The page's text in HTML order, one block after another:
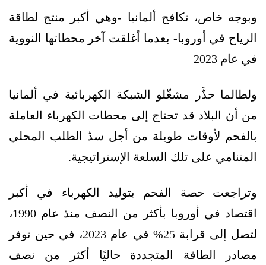
وبوجه خاص، تكافح ألمانيا -وهي أكبر منتج لطاقة
الرياح في أوروبا- بعدما أغلقت آخر محطاتها النووية
في عام 2023
ولطالما حذَّر مشغّلو الشبكة الكهربائية في ألمانيا
من أن البلاد قد تحتاج إلى محطات الكهرباء العاملة
بالفحم لأوقات طويلة من أجل سدّ الطلب المحلي
المتنامي على تلك السلعة الإستراتيجية.
وتراجعت حصة الفحم بتوليد الكهرباء في أكبر
اقتصاد في أوروبا بأكثر من النصف منذ عام 1990،
لتصل إلى قرابة 25% في عام 2023، في حين توفر
مصادر الطاقة المتجددة حاليًا أكثر من نصف